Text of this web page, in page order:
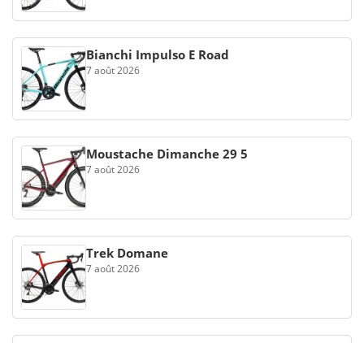
Bianchi Impulso E Road
7 août 2026
Moustache Dimanche 29 5
7 août 2026
Trek Domane
7 août 2026